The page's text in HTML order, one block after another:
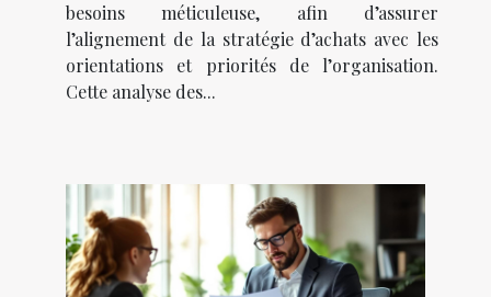
besoins méticuleuse, afin d’assurer
l’alignement de la stratégie d’achats avec les
orientations et priorités de l’organisation.
Cette analyse des...